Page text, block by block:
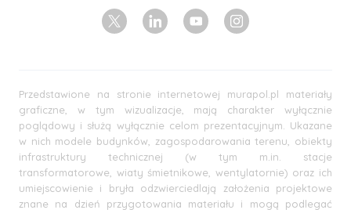
X LinkedinYoutubeInstagram
Przedstawione na stronie internetowej murapol.pl materiały
graficzne, w tym wizualizacje, mają charakter wyłącznie
poglądowy i służą wyłącznie celom prezentacyjnym. Ukazane
w nich modele budynków, zagospodarowania terenu, obiekty
infrastruktury technicznej (w tym m.in. stacje
transformatorowe, wiaty śmietnikowe, wentylatornie) oraz ich
umiejscowienie i bryła odzwierciedlają założenia projektowe
znane na dzień przygotowania materiału i mogą podlegać